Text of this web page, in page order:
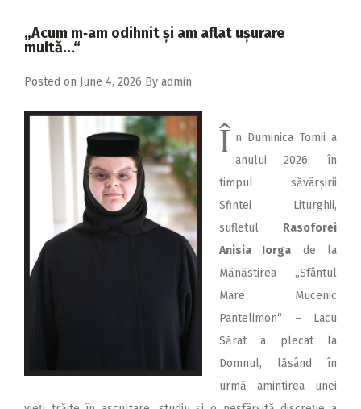
2017
2010
2009
„Acum m‑am odihnit și am aflat ușurare
multă…“
Posted on June 4, 2026 By admin
Î n Duminica Tomii a
anului 2026, în
timpul săvârșirii
Sfintei Liturghii,
sufletul Rasoforei
Anisia Iorga de la
Mănăstirea „Sfântul
Mare Mucenic
Pantelimon“ – Lacu
Sărat a plecat la
Domnul, lăsând în
urmă amintirea unei